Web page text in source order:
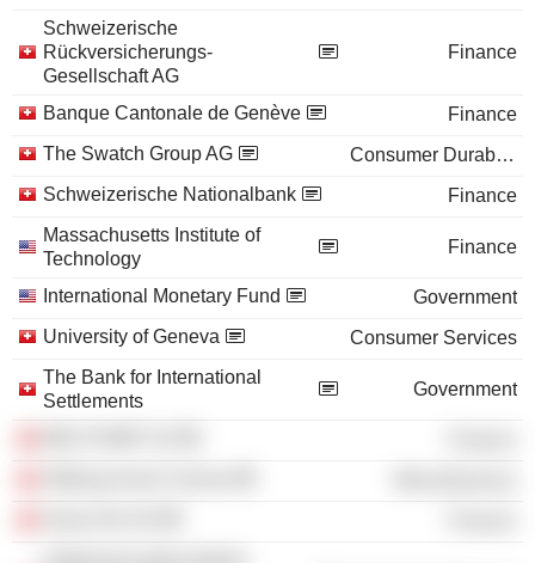
Schweizerische
Rückversicherungs-
Gesellschaft AG
Finance
Banque Cantonale de Genève
Finance
The Swatch Group AG
Consumer Durables
Schweizerische Nationalbank
Finance
Massachusetts Institute of
Technology
Finance
International Monetary Fund
Government
University of Geneva
Consumer Services
The Bank for International
Settlements
Government